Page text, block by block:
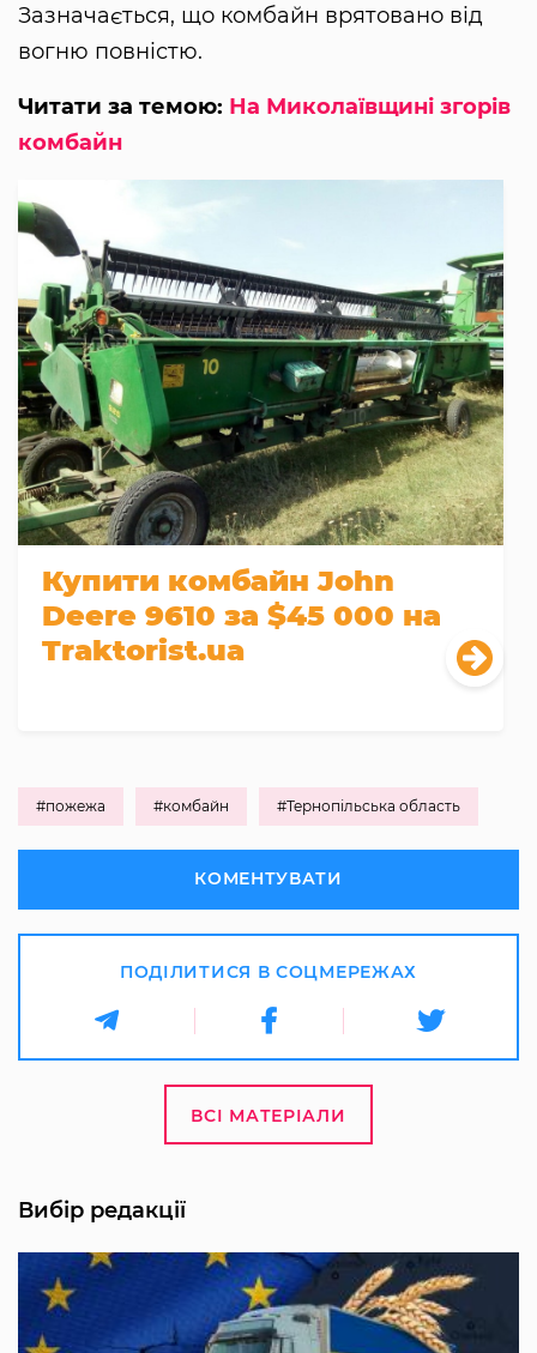
Зазначається, що комбайн врятовано від
вогню повністю.
Читати за темою: На Миколаївщині згорів
комбайн
Купити комбайн John
Deere 9610 за $45 000 на
Traktorist.ua
#пожежа #комбайн #Тернопільська область
КОМЕНТУВАТИ
ПОДІЛИТИСЯ В СОЦМЕРЕЖАХ
ВСІ МАТЕРІАЛИ
Вибір редакції